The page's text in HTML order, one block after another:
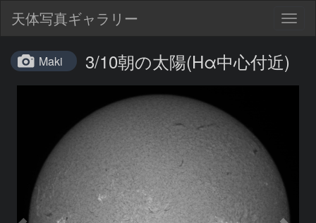
天体写真ギャラリー
Maki 3/10朝の太陽(Hα中心付近)